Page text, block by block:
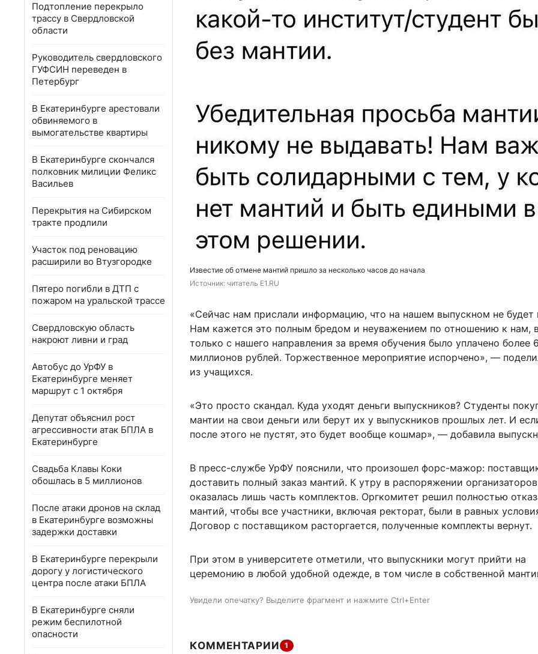
Подтопление перекрыло
трассу в Свердловской
области
Руководитель свердловского
ГУФСИН переведен в
Петербург
В Екатеринбурге арестовали
обвиняемого в
вымогательстве квартиры
В Екатеринбурге скончался
полковник милиции Феликс
Васильев
Перекрытия на Сибирском
тракте продлили
Участок под реновацию
расширили во Втузгородке
Пятеро погибли в ДТП с
пожаром на уральской трассе
Свердловскую область
накроют ливни и град
Автобус до УрФУ в
Екатеринбурге меняет
маршрут с 1 октября
Депутат объяснил рост
агрессивности атак БПЛА в
Екатеринбурге
Свадьба Клавы Коки
обошлась в 5 миллионов
После атаки дронов на склад
в Екатеринбурге возможны
задержки доставки
В Екатеринбурге перекрыли
дорогу у логистического
центра после атаки БПЛА
В Екатеринбурге сняли
режим беспилотной
опасности
Известие об отмене мантий пришло за несколько часов до начала
Источник: читатель E1.RU
«Сейчас нам прислали информацию, что на нашем выпускном не будет
Нам кажется это полным бредом и неуважением по отношению к нам,
только с нашего направления за время обучения было уплачено более
миллионов рублей. Торжественное мероприятие испорчено», —
из учащихся.
«Это просто скандал. Куда уходят деньги выпускников? Студенты
мантии на свои деньги или берут их у выпускников прошлых лет. И
после этого не пустят, это будет вообще кошмар», — добавила
В пресс-службе УрФУ пояснили, что произошел форс-мажор:
доставить полный заказ мантий. К утру в распоряжении организаторов
оказалась лишь часть комплектов. Оргкомитет решил полностью
мантий, чтобы все участники, включая ректорат, были в равных
Договор с поставщиком расторгается, полученные комплекты вернут.
При этом в университете отметили, что выпускники могут прийти на
церемонию в любой удобной одежде, в том числе в собственной
Увидели опечатку? Выделите фрагмент и нажмите Ctrl+Enter
КОММЕНТАРИИ 1